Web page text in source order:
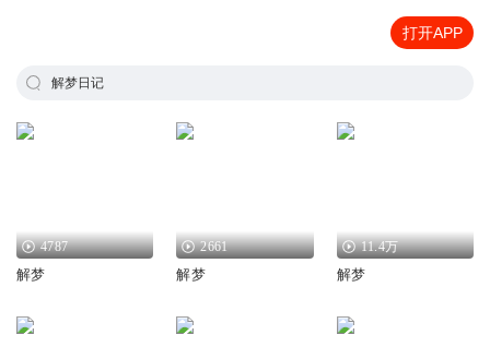
打开APP
解梦日记
4787
解梦
2661
解梦
11.4万
解梦